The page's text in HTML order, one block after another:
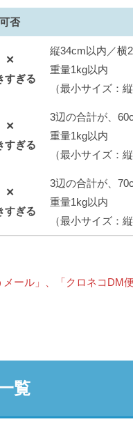
可否
✕
すぎる
縦34cm以内／横
重量1kg以内
（最小サイズ：
✕
すぎる
3辺の合計が、
重量1kg以内
（最小サイズ：
✕
すぎる
3辺の合計が、
重量1kg以内
（最小サイズ：
ール」、「クロネコDM
覧